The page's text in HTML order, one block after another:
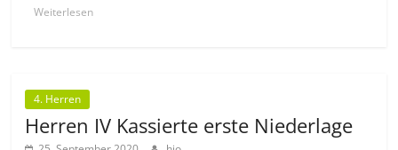
Weiterlesen
4. Herren
Herren IV Kassierte erste Niederlage